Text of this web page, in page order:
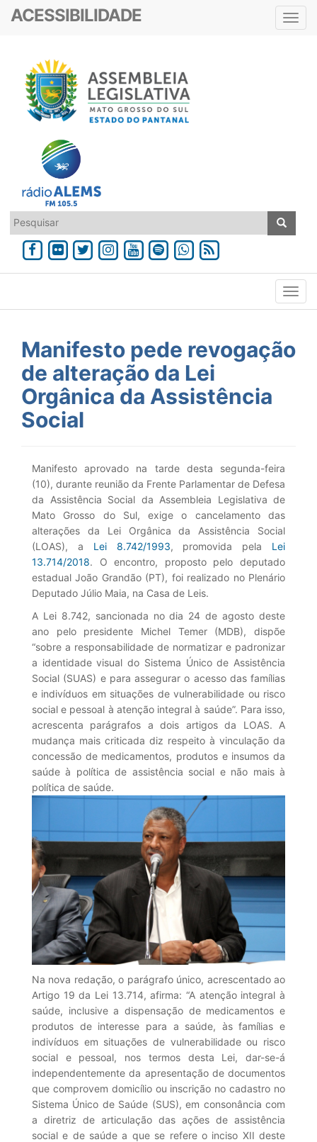
ACESSIBILIDADE
Manifesto pede revogação
de alteração da Lei
Orgânica da Assistência
Social
Manifesto aprovado na tarde desta segunda-feira
(10), durante reunião da Frente Parlamentar de Defesa
da Assistência Social da Assembleia Legislativa de
Mato Grosso do Sul, exige o cancelamento das
alterações da Lei Orgânica da Assistência Social
(LOAS), a Lei 8.742/1993, promovida pela Lei
13.714/2018. O encontro, proposto pelo deputado
estadual João Grandão (PT), foi realizado no Plenário
Deputado Júlio Maia, na Casa de Leis.
A Lei 8.742, sancionada no dia 24 de agosto deste
ano pelo presidente Michel Temer (MDB), dispõe
“sobre a responsabilidade de normatizar e padronizar
a identidade visual do Sistema Único de Assistência
Social (SUAS) e para assegurar o acesso das famílias
e indivíduos em situações de vulnerabilidade ou risco
social e pessoal à atenção integral à saúde”. Para isso,
acrescenta parágrafos a dois artigos da LOAS. A
mudança mais criticada diz respeito à vinculação da
concessão de medicamentos, produtos e insumos da
saúde à política de assistência social e não mais à
política de saúde.
Na nova redação, o parágrafo único, acrescentado ao
Artigo 19 da Lei 13.714, afirma: “A atenção integral à
saúde, inclusive a dispensação de medicamentos e
produtos de interesse para a saúde, às famílias e
indivíduos em situações de vulnerabilidade ou risco
social e pessoal, nos termos desta Lei, dar-se-á
independentemente da apresentação de documentos
que comprovem domicílio ou inscrição no cadastro no
Sistema Único de Saúde (SUS), em consonância com
a diretriz de articulação das ações de assistência
social e de saúde a que se refere o inciso XII deste